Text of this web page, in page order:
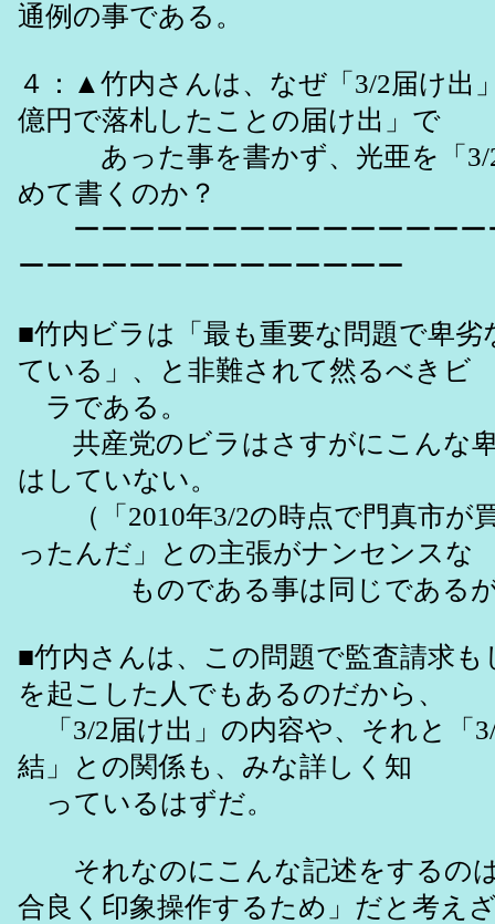
通例の事である。
４：▲竹内さんは、なぜ「3/2届け出
億円で落札したことの届け出」で
あった事を書かず、光亜を「3/
めて書くのか？
ーーーーーーーーーーーーーーー
ーーーーーーーーーーーーーー
■竹内ビラは「最も重要な問題で卑劣
ている」、と非難されて然るべきビ
ラである。
共産党のビラはさすがにこんな卑
はしていない。
（「2010年3/2の時点で門真市が
ったんだ」との主張がナンセンスな
ものである事は同じである
■竹内さんは、この問題で監査請求も
を起こした人でもあるのだから、
「3/2届け出」の内容や、それと「
結」との関係も、みな詳しく知
っているはずだ。
それなのにこんな記述をするの
合良く印象操作するため」だと考え